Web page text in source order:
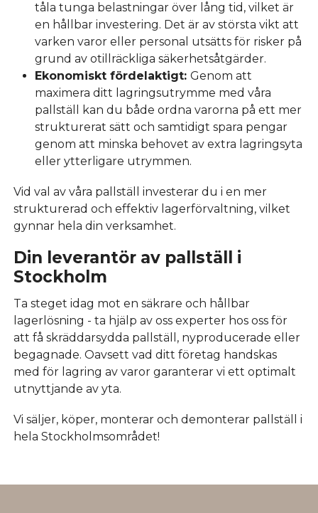
tåla tunga belastningar över lång tid, vilket är
en hållbar investering. Det är av största vikt att
varken varor eller personal utsätts för risker på
grund av otillräckliga säkerhetsåtgärder.
Ekonomiskt fördelaktigt:Genom att
maximera ditt lagringsutrymme med våra
pallställ kan du både ordna varorna på ett mer
strukturerat sätt och samtidigt spara pengar
genom att minska behovet av extra lagringsyta
eller ytterligare utrymmen.
Vid val av våra pallställ investerar du i en mer
strukturerad och effektiv lagerförvaltning, vilket
gynnar hela din verksamhet.
Din leverantör av pallställ i
Stockholm
Ta steget idag mot en säkrare och hållbar
lagerlösning - ta hjälp av oss experter hos oss för
att få skräddarsydda pallställ, nyproducerade eller
begagnade. Oavsett vad ditt företag handskas
med för lagring av varor garanterar vi ett optimalt
utnyttjande av yta.
Vi säljer, köper, monterar och demonterar pallställ i
hela Stockholmsområdet!